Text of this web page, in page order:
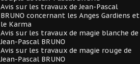
Avis sur les travaux de Jean-Pascal
BRUNO concernant les Anges Gardiens et
le Karma
Avis sur les travaux de magie blanche de
Jean-Pascal BRUNO
Avis sur les travaux de magie rouge de
Jean-Pascal BRUNO